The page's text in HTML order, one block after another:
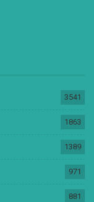
3541
1863
1389
971
881